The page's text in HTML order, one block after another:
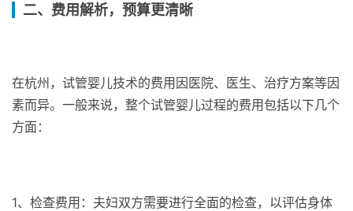
二、费用解析，预算更清晰
在杭州，试管婴儿技术的费用因医院、医生、治疗方案等因
素而异。一般来说，整个试管婴儿过程的费用包括以下几个
方面：
1、检查费用：夫妇双方需要进行全面的检查，以评估身体